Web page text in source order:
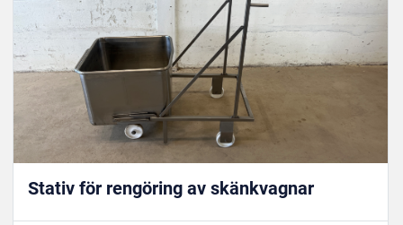
Stativ för rengöring av skänkvagnar